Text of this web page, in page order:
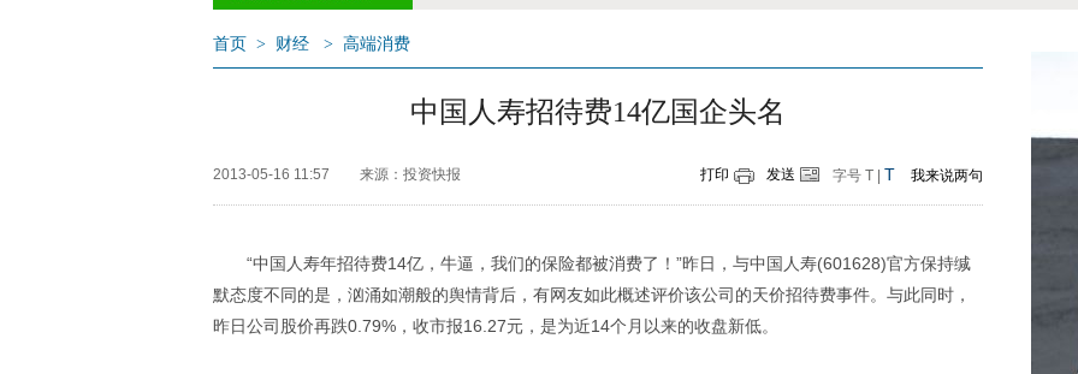
首页 > 财经 > 高端消费
中国人寿招待费14亿国企头名
2013-05-16 11:57 来源：投资快报 打印 发送 字号 T T 我来说两句
“中国人寿年招待费14亿，牛逼，我们的保险都被消费了！”昨日，与中国人寿(601628)官方保持缄
默态度不同的是，汹涌如潮般的舆情背后，有网友如此概述评价该公司的天价招待费事件。与此同时，
昨日公司股价再跌0.79%，收市报16.27元，是为近14个月以来的收盘新低。